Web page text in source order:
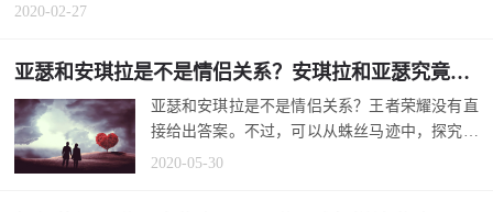
2020-02-27
亚瑟和安琪拉是不是情侣关系？安琪拉和亚瑟究竟是什么关系？
亚瑟和安琪拉是不是情侣关系？王者荣耀没有直
接给出答案。不过，可以从蛛丝马迹中，探究出
来。安琪拉和亚瑟究竟是什么关系？...
2020-05-30